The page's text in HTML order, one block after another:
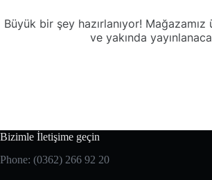
Büyük bir şey hazırlanıyor! Mağazamız
ve yakında
Bizimle İletişime geçin
Phone: (0362) 266 92 20